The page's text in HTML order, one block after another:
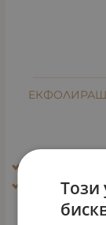
Тип кожа:
Този